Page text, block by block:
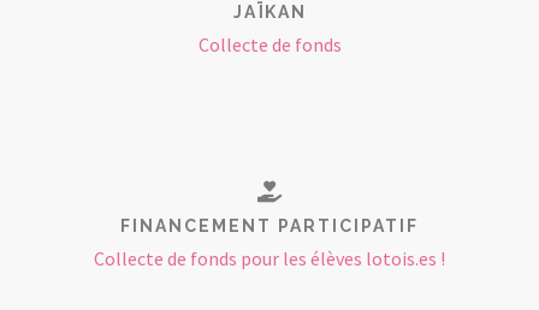
JAÏKAN
Collecte de fonds
FINANCEMENT PARTICIPATIF
Collecte de fonds pour les élèves lotois.es !